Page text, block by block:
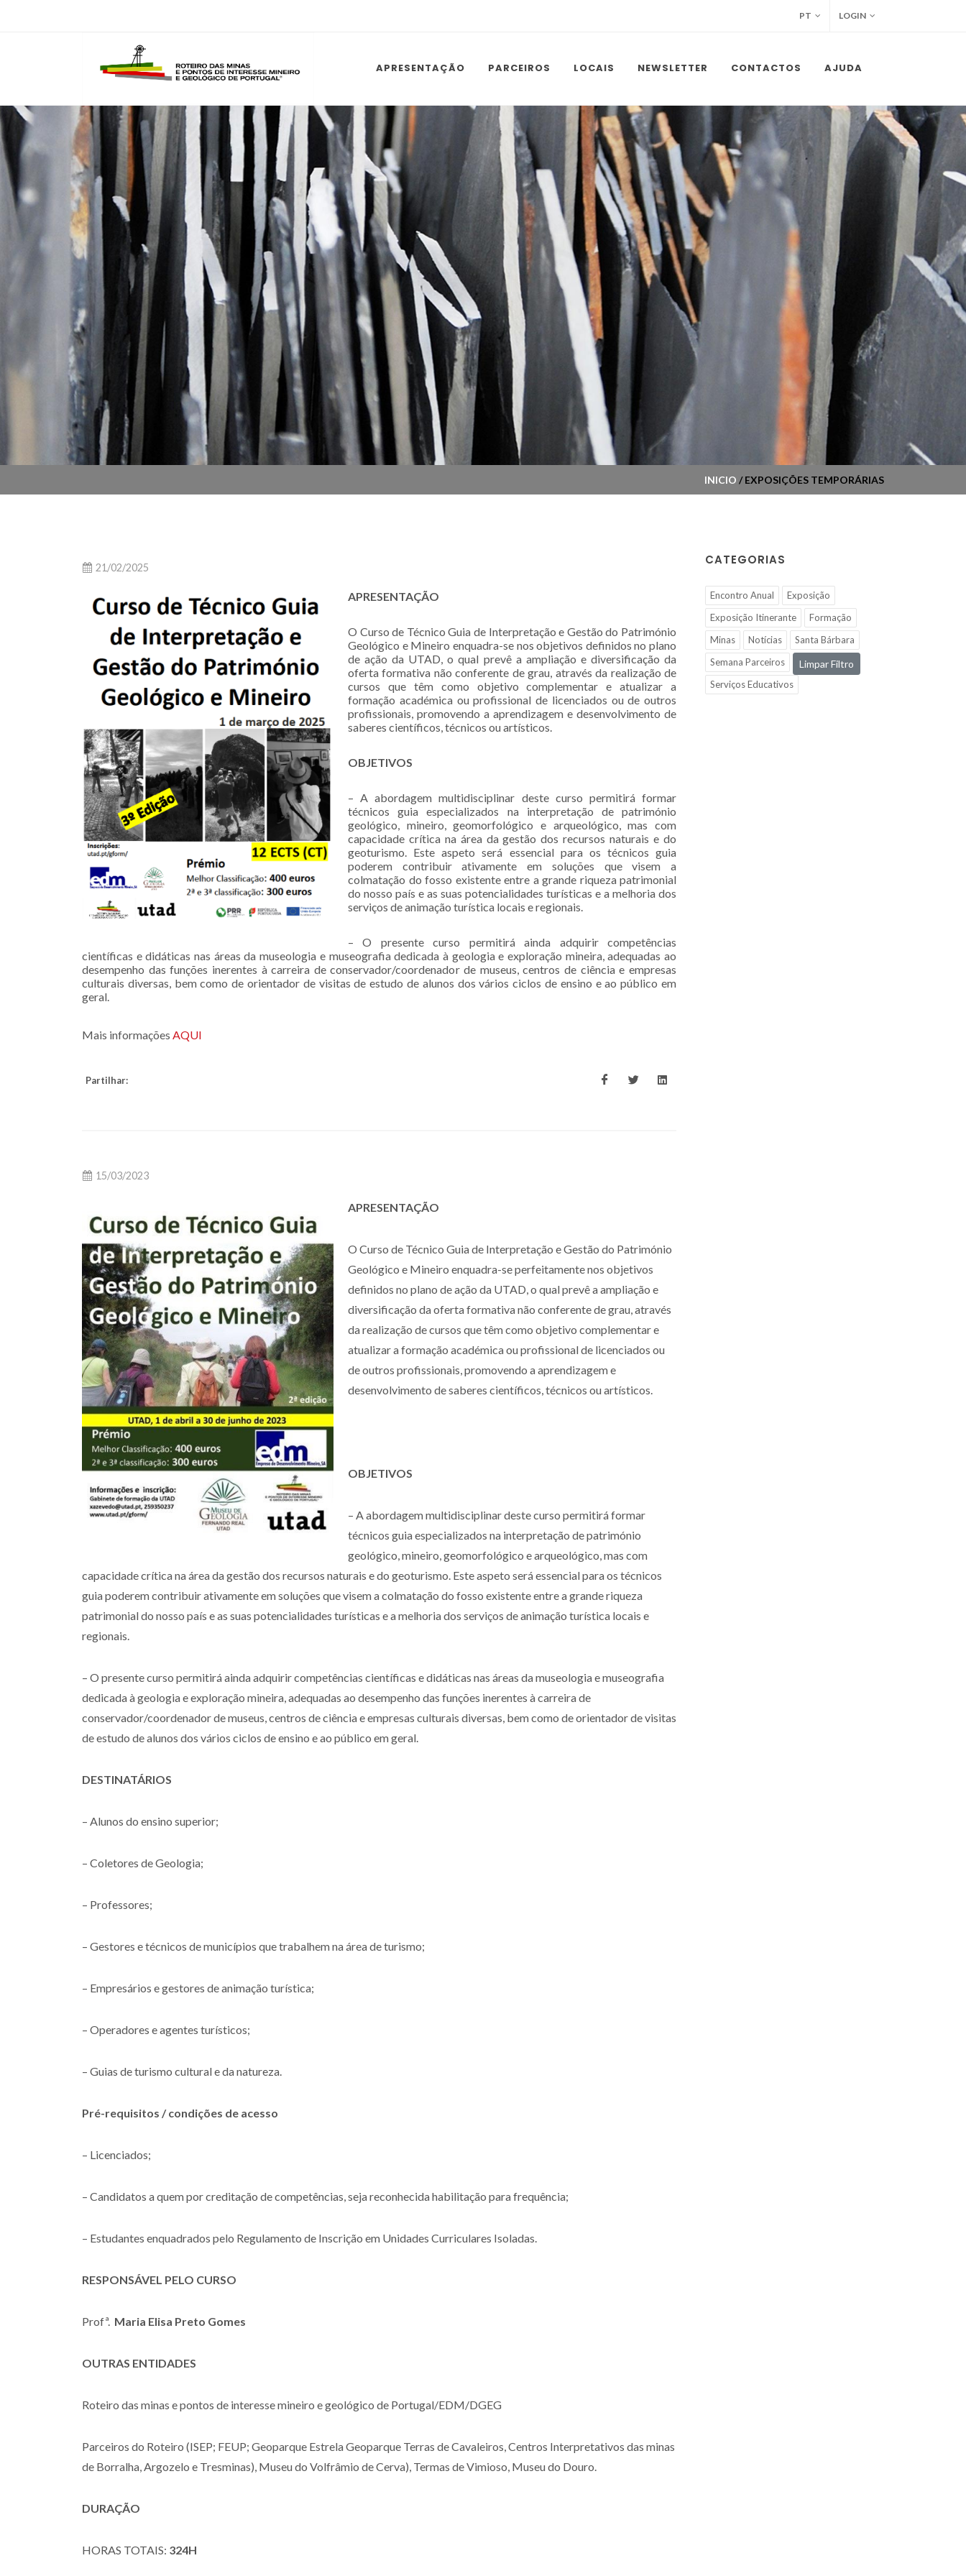
PT LOGIN
APRESENTAÇÃO PARCEIROS LOCAIS NEWSLETTER CONTACTOS AJUDA
INICIO / EXPOSIÇÕES TEMPORÁRIAS
21/02/2025
APRESENTAÇÃO
O Curso de Técnico Guia de Interpretação e Gestão do Património
Geológico e Mineiro enquadra-se nos objetivos definidos no plano
de ação da UTAD, o qual prevê a ampliação e diversificação da
oferta formativa não conferente de grau, através da realização de
cursos que têm como objetivo complementar e atualizar a
formação académica ou profissional de licenciados ou de outros
profissionais, promovendo a aprendizagem e desenvolvimento de
saberes científicos, técnicos ou artísticos.
OBJETIVOS
– A abordagem multidisciplinar deste curso permitirá formar
técnicos guia especializados na interpretação de património
geológico, mineiro, geomorfológico e arqueológico, mas com
capacidade crítica na área da gestão dos recursos naturais e do
geoturismo. Este aspeto será essencial para os técnicos guia
poderem contribuir ativamente em soluções que visem a
colmatação do fosso existente entre a grande riqueza patrimonial
do nosso país e as suas potencialidades turísticas e a melhoria dos
serviços de animação turística locais e regionais.
– O presente curso permitirá ainda adquirir competências
científicas e didáticas nas áreas da museologia e museografia dedicada à geologia e exploração mineira, adequadas ao
desempenho das funções inerentes à carreira de conservador/coordenador de museus, centros de ciência e empresas
culturais diversas, bem como de orientador de visitas de estudo de alunos dos vários ciclos de ensino e ao público em
geral.
Mais informações AQUI
Partilhar:
15/03/2023
APRESENTAÇÃO
O Curso de Técnico Guia de Interpretação e Gestão do Património
Geológico e Mineiro enquadra-se perfeitamente nos objetivos
definidos no plano de ação da UTAD, o qual prevê a ampliação e
diversificação da oferta formativa não conferente de grau, através
da realização de cursos que têm como objetivo complementar e
atualizar a formação académica ou profissional de licenciados ou
de outros profissionais, promovendo a aprendizagem e
desenvolvimento de saberes científicos, técnicos ou artísticos.
OBJETIVOS
– A abordagem multidisciplinar deste curso permitirá formar
técnicos guia especializados na interpretação de património
geológico, mineiro, geomorfológico e arqueológico, mas com
capacidade crítica na área da gestão dos recursos naturais e do geoturismo. Este aspeto será essencial para os técnicos
guia poderem contribuir ativamente em soluções que visem a colmatação do fosso existente entre a grande riqueza
patrimonial do nosso país e as suas potencialidades turísticas e a melhoria dos serviços de animação turística locais e
regionais.
– O presente curso permitirá ainda adquirir competências científicas e didáticas nas áreas da museologia e museografia
dedicada à geologia e exploração mineira, adequadas ao desempenho das funções inerentes à carreira de
conservador/coordenador de museus, centros de ciência e empresas culturais diversas, bem como de orientador de visitas
de estudo de alunos dos vários ciclos de ensino e ao público em geral.
DESTINATÁRIOS
– Alunos do ensino superior;
– Coletores de Geologia;
– Professores;
– Gestores e técnicos de municípios que trabalhem na área de turismo;
– Empresários e gestores de animação turística;
– Operadores e agentes turísticos;
– Guias de turismo cultural e da natureza.
Pré-requisitos / condições de acesso
– Licenciados;
– Candidatos a quem por creditação de competências, seja reconhecida habilitação para frequência;
– Estudantes enquadrados pelo Regulamento de Inscrição em Unidades Curriculares Isoladas.
RESPONSÁVEL PELO CURSO
Profª. Maria Elisa Preto Gomes
OUTRAS ENTIDADES
Roteiro das minas e pontos de interesse mineiro e geológico de Portugal/EDM/DGEG
Parceiros do Roteiro (ISEP; FEUP; Geoparque Estrela Geoparque Terras de Cavaleiros, Centros Interpretativos das minas
de Borralha, Argozelo e Tresminas), Museu do Volfrâmio de Cerva), Termas de Vimioso, Museu do Douro.
DURAÇÃO
HORAS TOTAIS: 324H
CATEGORIAS
Encontro Anual
Exposição
Exposição Itinerante
Formação
Minas
Notícias
Santa Bárbara
Semana Parceiros
Serviços Educativos
Limpar Filtro